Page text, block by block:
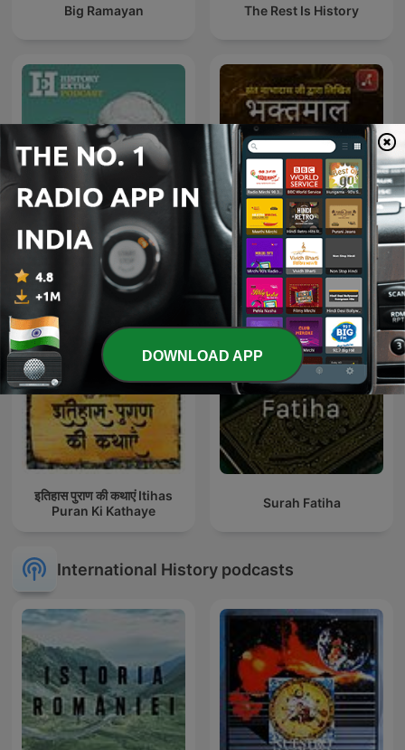
Big Ramayan The Rest Is History
HistoryExtra podcast
Bhaktmaal with Arvind
Chaudhary : Bhagwaan
aur Bhakt : भगवान और भक्तों की
कहानिय
इतिहास पुराण की कथाएं Itihas
Puran Ki Kathaye
Surah Fatiha
International History podcasts
DOWNLOAD APP